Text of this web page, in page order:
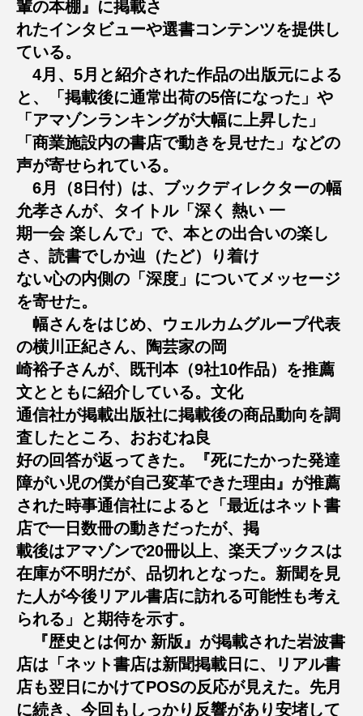
輩の本棚』に掲載さ
れたインタビューや選書コンテンツを提供し
ている。
4月、5月と紹介された作品の出版元による
と、「掲載後に通常出荷の5倍になった」や
「アマゾンランキングが大幅に上昇した」
「商業施設内の書店で動きを見せた」などの
声が寄せられている。
6月（8日付）は、ブックディレクターの幅
允孝さんが、タイトル「深く 熱い 一
期一会 楽しんで」で、本との出合いの楽し
さ、読書でしか辿（たど）り着け
ない心の内側の「深度」についてメッセージ
を寄せた。
幅さんをはじめ、ウェルカムグループ代表
の横川正紀さん、陶芸家の岡
崎裕子さんが、既刊本（9社10作品）を推薦
文とともに紹介している。文化
通信社が掲載出版社に掲載後の商品動向を調
査したところ、おおむね良
好の回答が返ってきた。『死にたかった発達
障がい児の僕が自己変革できた理由』が推薦
された時事通信社によると「最近はネット書
店で一日数冊の動きだったが、掲
載後はアマゾンで20冊以上、楽天ブックスは
在庫が不明だが、品切れとなった。新聞を見
た人が今後リアル書店に訪れる可能性も考え
られる」と期待を示す。
『歴史とは何か 新版』が掲載された岩波書
店は「ネット書店は新聞掲載日に、リアル書
店も翌日にかけてPOSの反応が見えた。先月
に続き、今回もしっかり反響があり安堵して